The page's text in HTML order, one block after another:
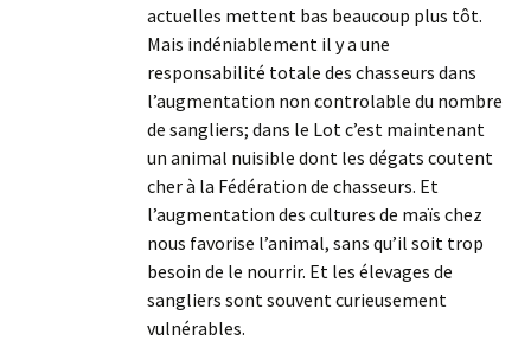
actuelles mettent bas beaucoup plus tôt.
Mais indéniablement il y a une
responsabilité totale des chasseurs dans
l’augmentation non controlable du nombre
de sangliers; dans le Lot c’est maintenant
un animal nuisible dont les dégats coutent
cher à la Fédération de chasseurs. Et
l’augmentation des cultures de maïs chez
nous favorise l’animal, sans qu’il soit trop
besoin de le nourrir. Et les élevages de
sangliers sont souvent curieusement
vulnérables.